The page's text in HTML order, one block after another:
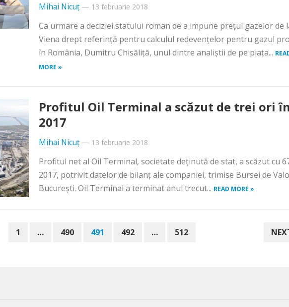
Mihai Nicuț— 13 februarie 2018
Ca urmare a deciziei statului roman de a impune preţul gazelor de
Viena drept referinţă pentru calculul redevenţelor pentru gazul
în România, Dumitru Chisăliţă, unul dintre analiştii de pe piaţa...
MORE »
Profitul Oil Terminal a scăzut de trei ori în
2017
Mihai Nicuț— 13 februarie 2018
Profitul net al Oil Terminal, societate deţinută de stat, a scăzut cu
2017, potrivit datelor de bilanţ ale companiei, trimise Bursei de
Bucureşti. Oil Terminal a terminat anul trecut... READ MORE »
1 … 490 491 492 … 512